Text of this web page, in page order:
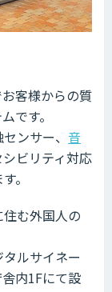
客様からの質
です。
ンサー、 音
ビリティ対応
。
む外国人の
ルサイネー
内1Fにて設